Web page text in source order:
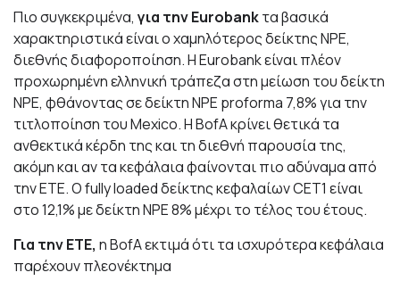
Πιο συγκεκριμένα, για την Eurobankτα βασικά
χαρακτηριστικά είναι ο χαμηλότερος δείκτης NPE,
διεθνής διαφοροποίηση. Η Eurobank είναι πλέον
προχωρημένη ελληνική τράπεζα στη μείωση του δείκτη
NPE, φθάνοντας σε δείκτη NPE proforma 7,8% για την
τιτλοποίηση του Mexico. H BofA κρίνει θετικά τα
ανθεκτικά κέρδη της και τη διεθνή παρουσία της,
ακόμη και αν τα κεφάλαια φαίνονται πιο αδύναμα από
την ΕΤΕ. Ο fully loaded δείκτης κεφαλαίων CET1 είναι
στο 12,1% με δείκτη NPE 8% μέχρι το τέλος του έτους.
Για την ΕΤΕ, η BofA εκτιμά ότι τα ισχυρότερα κεφάλαια
παρέχουν πλεονέκτημα